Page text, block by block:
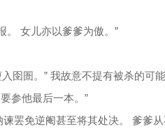
。 女儿亦以爹爹为傲。”
囹圄。” 我故意不提有被杀的可
参他最后一本。”
罢免逆阉甚至将其处决。 爹爹